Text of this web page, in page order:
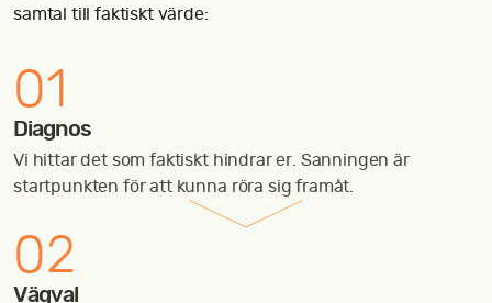
samtal till faktiskt värde:
01
Diagnos
Vi hittar det som faktiskt hindrar er. Sanningen är
startpunkten för att kunna röra sig framåt.
02
Vägval